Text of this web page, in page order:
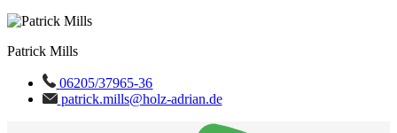
Patrick Mills
06205/37965-36
patrick.mills@holz-adrian.de